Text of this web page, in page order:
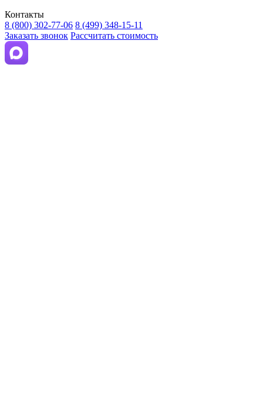
Контакты
8 (800) 302-77-06 8 (499) 348-15-11
Заказать звонок Рассчитать стоимость